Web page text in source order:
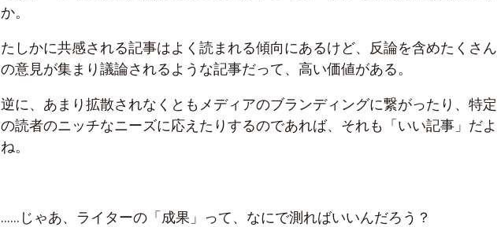
か。
たしかに共感される記事はよく読まれる傾向にあるけど、反論を含めたくさん
の意見が集まり議論されるような記事だって、高い価値がある。
逆に、あまり拡散されなくともメディアのブランディングに繋がったり、特定
の読者のニッチなニーズに応えたりするのであれば、それも「いい記事」だよ
ね。
……じゃあ、ライターの「成果」って、なにで測ればいいんだろう？